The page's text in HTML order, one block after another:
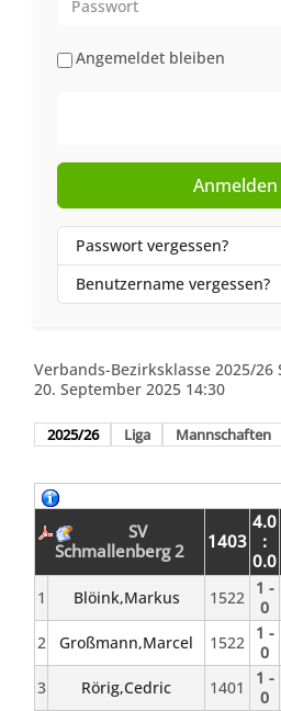
Angemeldet bleiben
Anmelden
Passwort vergessen?
Benutzername vergessen?
Verbands-Bezirksklasse 2025/26
20. September 2025 14:30
2025/26 Liga Mannschaften
SV
Schmallenberg 2
1403
4.0
:
0.0
1 Blöink,Markus 1522 1 -
0
2 Großmann,Marcel 1522 1 -
0
3 Rörig,Cedric 1401
1 -
0